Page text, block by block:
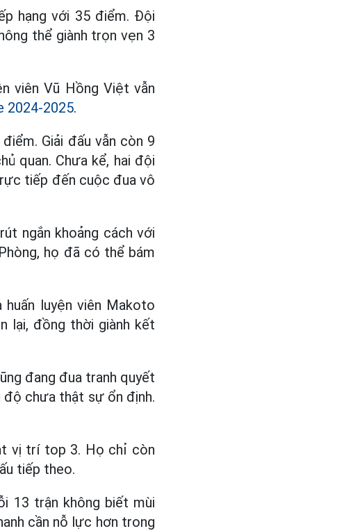
hạng với 35 điểm. Đội
thể giành trọn vẹn 3
viên Vũ Hồng Việt vẫn
2024-2025.
Giải đấu vẫn còn 9
quan. Chưa kể, hai đội
tiếp đến cuộc đua vô
ngắn khoảng cách với
họ đã có thể bám
luyện viên Makoto
lại, đồng thời giành kết
đang đua tranh quyết
độ chưa thật sự ổn định.
vị trí top 3. Họ chỉ còn
tiếp theo.
13 trận không biết mùi
cần nỗ lực hơn trong